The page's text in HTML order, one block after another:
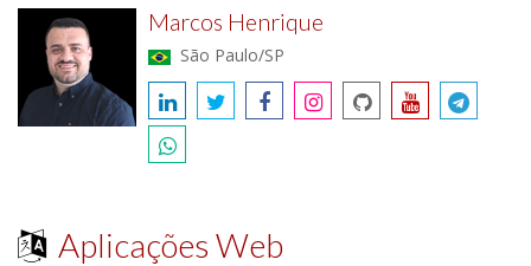
Marcos Henrique
São Paulo/SP
Aplicações Web